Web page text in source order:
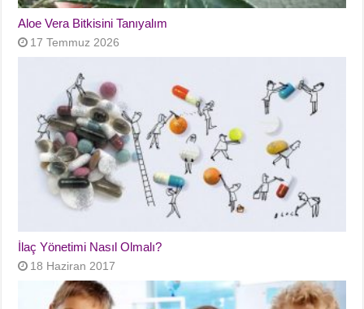
Aloe Vera Bitkisini Tanıyalım
17 Temmuz 2026
İlaç Yönetimi Nasıl Olmalı?
18 Haziran 2017